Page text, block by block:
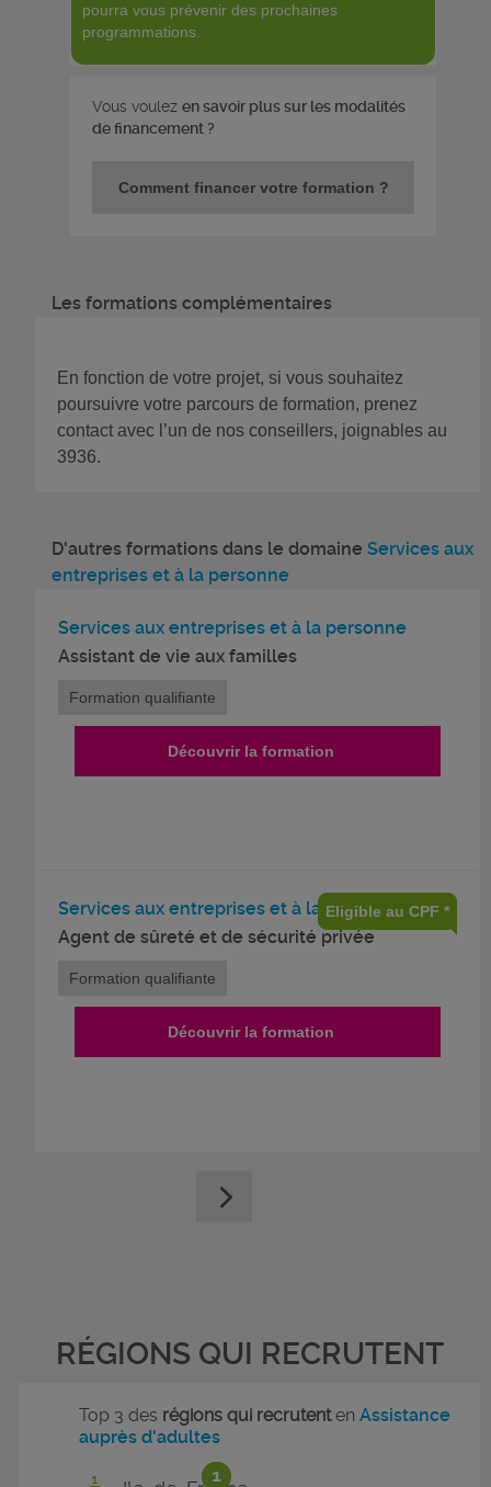
pourra vous prévenir des prochaines
programmations.
Vous voulez en savoir plus sur les modalités
de financement ?
Comment financer votre formation ?
Les formations complémentaires
En fonction de votre projet, si vous souhaitez
poursuivre votre parcours de formation, prenez
contact avec l’un de nos conseillers, joignables au
3936.
D'autres formations dans le domaine Services aux
entreprises et à la personne
Services aux entreprises et à la personne
Assistant de vie aux familles
Formation qualifiante
Découvrir la formation
Services aux entreprises et à la personne
Agent de sûreté et de sécurité privée
Eligible au CPF *
Formation qualifiante
Découvrir la formation
RÉGIONS QUI RECRUTENT
1
Top 3 des régions qui recrutentenAssistance
auprès d'adultes